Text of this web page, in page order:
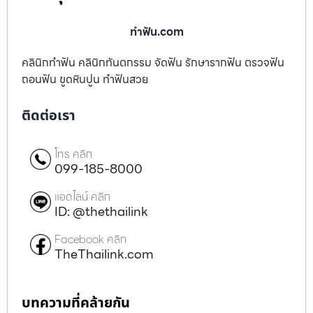
ทําฟัน.com
คลินิกทำฟัน คลินิกทันตกรรม จัดฟัน รักษารากฟัน ตรวจฟัน
ถอนฟัน ขูดหินปูน ทำฟันสวย
ติดต่อเรา
โทร คลิก
099-185-8000
แอดไลน์ คลิก
ID: @thethailink
Facebook คลิก
TheThailink.com
บทความที่คล้ายกัน